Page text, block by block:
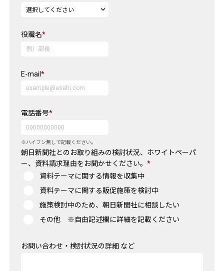
役職名*
E-mail*
電話番号*
※ハイフン無しで記載ください。
朝日新聞社とのお取り組みの検討状況、ホワイトペーパ
ー、資料請求理由をお聞かせください。*
資料テーマに関する情報を収集中
資料テーマに関する販促施策を検討中
施策検討中のため、朝日新聞社に相談したい
その他 ※自由記述欄に詳細を記載ください
お問い合わせ・検討状況の詳細 など